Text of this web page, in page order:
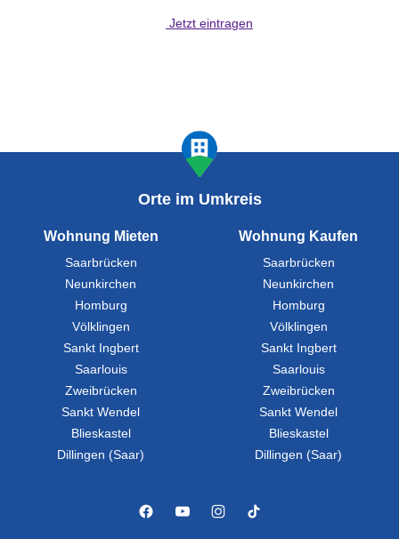
Jetzt eintragen
Orte im Umkreis
Wohnung Mieten
Saarbrücken
Neunkirchen
Homburg
Völklingen
Sankt Ingbert
Saarlouis
Zweibrücken
Sankt Wendel
Blieskastel
Dillingen (Saar)
Wohnung Kaufen
Saarbrücken
Neunkirchen
Homburg
Völklingen
Sankt Ingbert
Saarlouis
Zweibrücken
Sankt Wendel
Blieskastel
Dillingen (Saar)